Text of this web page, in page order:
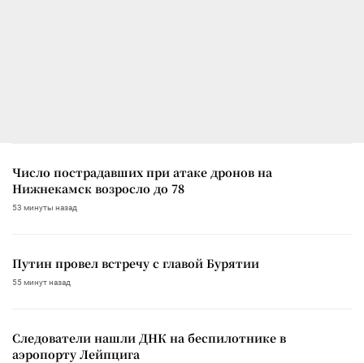
Число пострадавших при атаке дронов на
Нижнекамск возросло до 78
53 минуты назад
Путин провел встречу с главой Бурятии
55 минут назад
Следователи нашли ДНК на беспилотнике в
аэропорту Лейпцига